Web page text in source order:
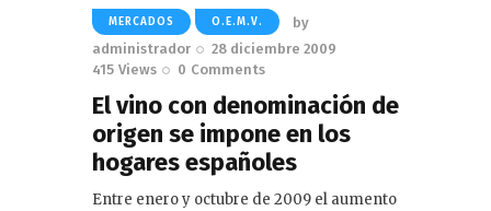
MERCADOS O.E.M.V.
by
administrador
28 diciembre 2009
415 Views 0 Comments
El vino con denominación de
origen se impone en los
hogares españoles
Entre enero y octubre de 2009 el aumento